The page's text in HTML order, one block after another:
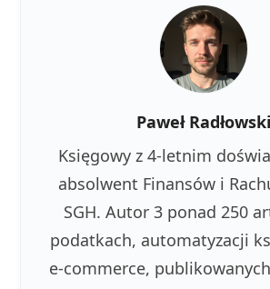
Paweł Radłowski
Księgowy z 4-letnim
absolwent Finansów i
SGH. Autor 3 ponad 250
podatkach, automatyzacji
e-commerce,